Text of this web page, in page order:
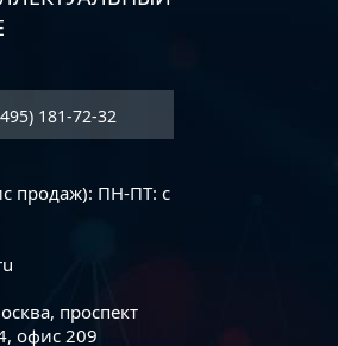
181-72-32
продаж): ПН-ПТ: с
проспект
офис 209